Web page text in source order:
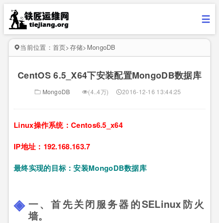
当前位置： 首页>存储> MongoDB
CentOS 6.5_X64下安装配置MongoDB数据库
MongoDB (4..4万) 2016-12-16 13:44:25
Linux操作系统：Centos6.5_x64
IP地址：192.168.163.7
最终实现的目标：安装MongoDB数据库
一、首先关闭服务器的SELinux防火
墙。